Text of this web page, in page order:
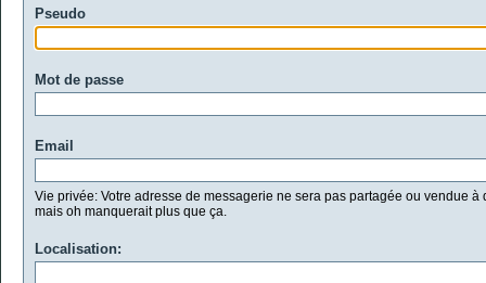
Pseudo
Mot de passe
Email
Vie privée: Votre adresse de messagerie ne sera pas partagée ou vendue à
mais oh manquerait plus que ça.
Localisation: